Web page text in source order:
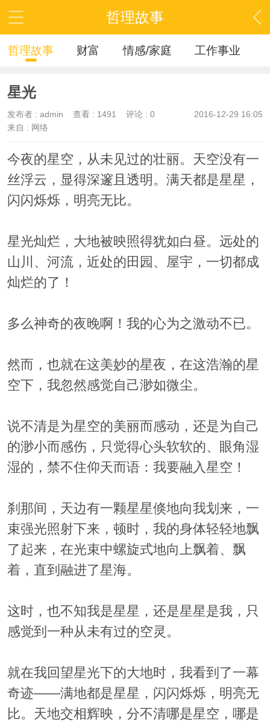
哲理故事
哲理故事 财富 情感/家庭 工作事业
星光
2016-12-29 16:05
发布者 : admin 查看 : 1491
评论 : 0
来自 : 网络
今夜的星空，从未见过的壮丽。天空没有一
丝浮云，显得深邃且透明。满天都是星星，
闪闪烁烁，明亮无比。
星光灿烂，大地被映照得犹如白昼。远处的
山川、河流，近处的田园、屋宇，一切都成
灿烂的了！
多么神奇的夜晚啊！我的心为之激动不已。
然而，也就在这美妙的星夜，在这浩瀚的星
空下，我忽然感觉自己渺如微尘。
说不清是为星空的美丽而感动，还是为自己
的渺小而感伤，只觉得心头软软的、眼角湿
湿的，禁不住仰天而语：我要融入星空！
刹那间，天边有一颗星星倏地向我划来，一
束强光照射下来，顿时，我的身体轻轻地飘
了起来，在光束中螺旋式地向上飘着、飘
着，直到融进了星海。
这时，也不知我是星星，还是星星是我，只
感觉到一种从未有过的空灵。
就在我回望星光下的大地时，我看到了一幕
奇迹——满地都是星星，闪闪烁烁，明亮无
比。天地交相辉映，分不清哪是星空，哪是